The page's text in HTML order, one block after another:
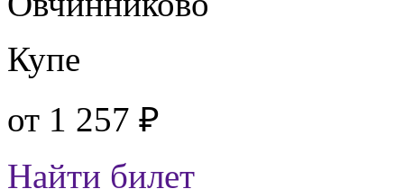
Купе
от 1 257 ₽
Найти билет